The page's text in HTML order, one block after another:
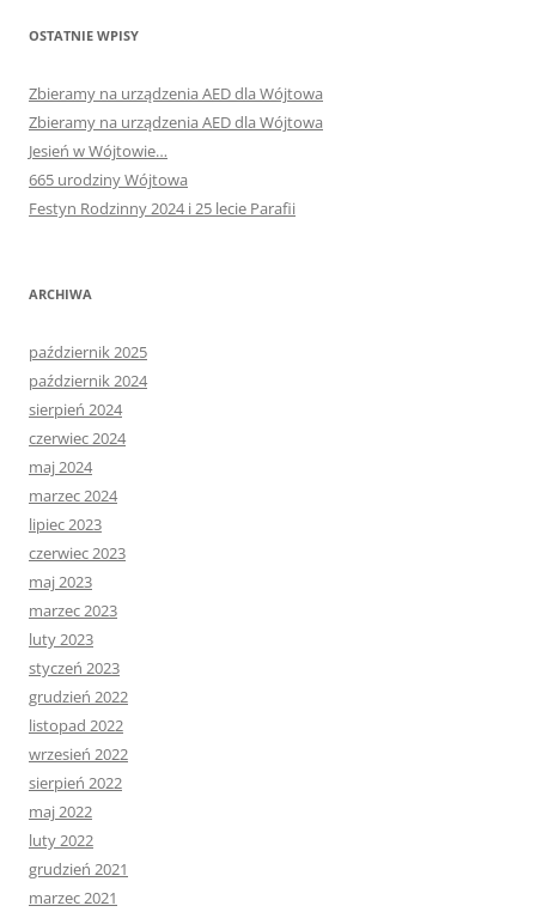
OSTATNIE WPISY
Zbieramy na urządzenia AED dla Wójtowa
Zbieramy na urządzenia AED dla Wójtowa
Jesień w Wójtowie…
665 urodziny Wójtowa
Festyn Rodzinny 2024 i 25 lecie Parafii
ARCHIWA
październik 2025
październik 2024
sierpień 2024
czerwiec 2024
maj 2024
marzec 2024
lipiec 2023
czerwiec 2023
maj 2023
marzec 2023
luty 2023
styczeń 2023
grudzień 2022
listopad 2022
wrzesień 2022
sierpień 2022
maj 2022
luty 2022
grudzień 2021
marzec 2021